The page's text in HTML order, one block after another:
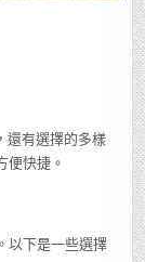
還有選擇的多樣
便快捷。
以下是一些選擇